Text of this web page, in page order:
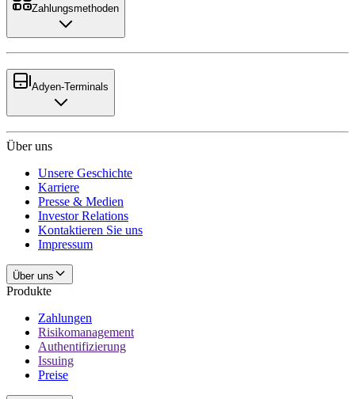
Zahlungsmethoden
Adyen-Terminals
Über uns
Unsere Geschichte
Karriere
Presse & Medien
Investor Relations
Kontaktieren Sie uns
Impressum
Über uns
Produkte
Zahlungen
Risikomanagement
Authentifizierung
Issuing
Preise